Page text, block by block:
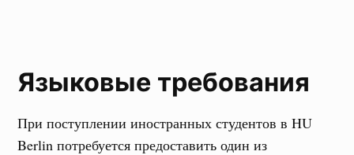
Языковые требования
При поступлении иностранных студентов в HU
Berlin потребуется предоставить один из